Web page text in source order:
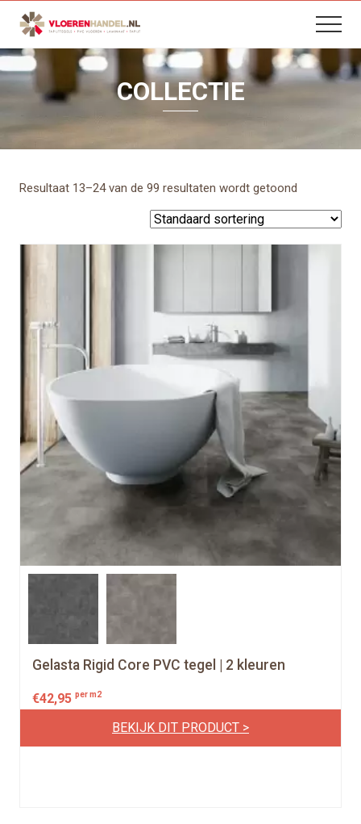
Menu
Skip
content
Skip
primary
sidebar
Skip
footer
Menu
COLLECTIE
Resultaat 13–24 van de 99 resultaten wordt getoond
Gelasta Rigid Core PVC tegel | 2 kleuren
€42,95 per m2
BEKIJK DIT PRODUCT >